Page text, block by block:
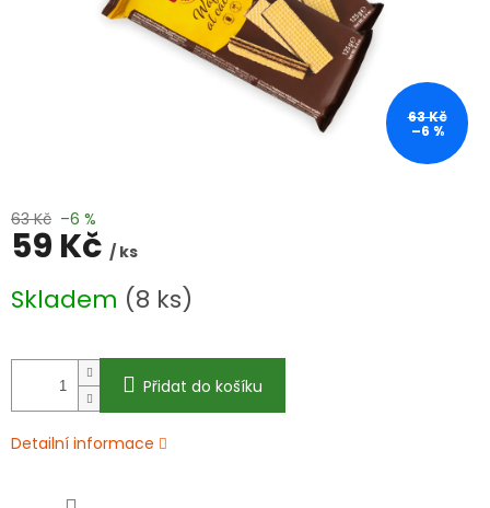
63 Kč
–6 %
63 Kč –6 %
59 Kč / ks
cena:
Skladem (8 ks)
Přidat do košíku
Detailní informace